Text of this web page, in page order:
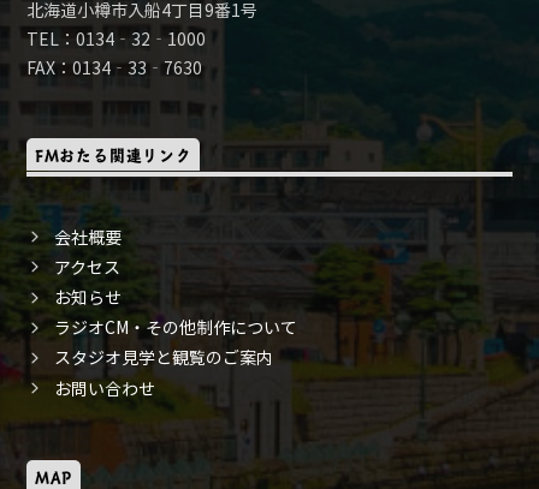
北海道小樽市入船4丁目9番1号
TEL：0134‐32‐1000
FAX：0134‐33‐7630
FMおたる関連リンク
会社概要
アクセス
お知らせ
ラジオCM・その他制作について
スタジオ見学と観覧のご案内
お問い合わせ
MAP